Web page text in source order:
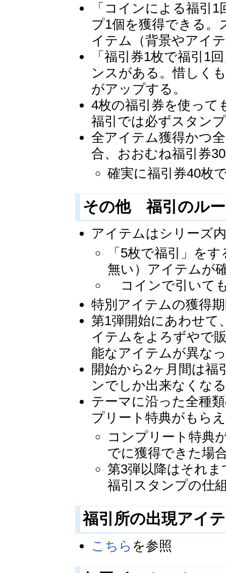
「コインによる福引
プ1個を獲得できる
イテム（背景やアイ
「福引券1枚で福引1
ンスがある。惜しく
がアップする。
4枚の福引券を使って
福引では必ずスタン
全アイテム獲得かつ
合、おおむね福引券
確実に福引券40枚
その他 福引のル
アイテムはシリーズ
「5枚で福引」を
無い）アイテムが
コインで引いて
特別アイテムの獲得
第1弾開始にあわせて
イテムをよろずやで
能なアイテムが異な
開始から2ヶ月間は福
ンでしか出来なくな
テーマに沿った全種
プリート特典がもら
コンプリート特典
でに獲得できた場
第3弾以降はそれ
福引スタンプの仕
福引所の出現アイ
こちら を参照